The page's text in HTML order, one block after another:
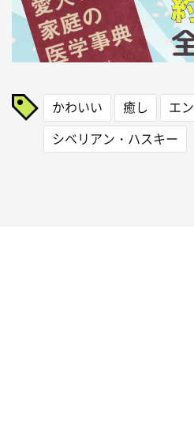
かわいい 癒し エ
シベリアン・ハスキー